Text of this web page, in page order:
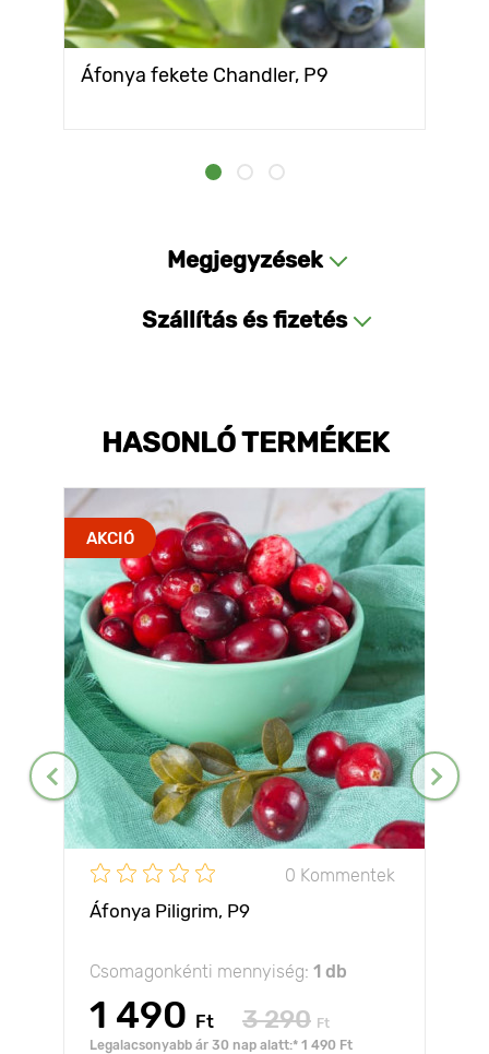
Áfonya fekete Chandler, P9
Megjegyzések
Szállítás és fizetés
HASONLÓ TERMÉKEK
AKCIÓ
0 Kommentek
Áfonya Piligrim, P9
Csomagonkénti mennyiség: 1 db
1 490 Ft 3 290 Ft
Legalacsonyabb ár 30 nap alatt:* 1 490 Ft